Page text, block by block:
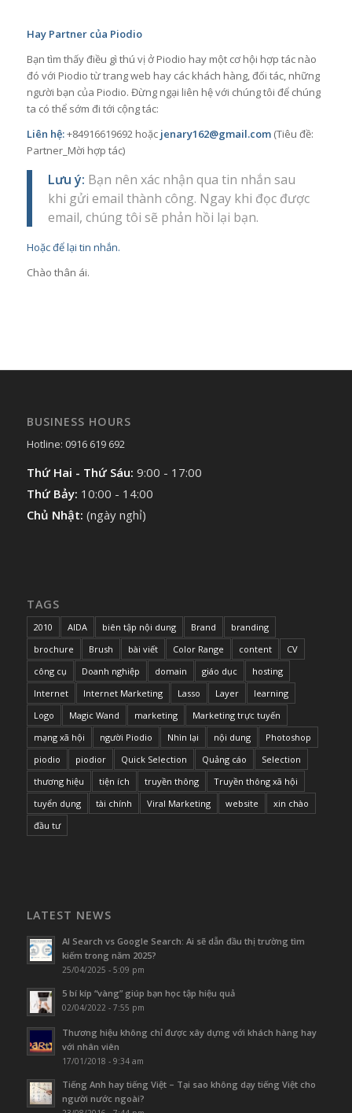
Hay Partner của Piodio
Bạn tìm thấy điều gì thú vị ở Piodio hay một cơ hội hợp tác nào
đó với Piodio từ trang web hay các khách hàng, đối tác, những
người bạn của Piodio. Đừng ngại liên hệ với chúng tôi để chúng
ta có thể sớm đi tới cộng tác:
Liên hệ:+84916619692 hoặc jenary162@gmail.com (Tiêu đề:
Partner_Mời hợp tác)
Lưu ý: Bạn nên xác nhận qua tin nhắn sau
khi gửi email thành công. Ngay khi đọc được
email, chúng tôi sẽ phản hồi lại bạn.
Hoặc để lại tin nhắn.
Chào thân ái.
BUSINESS HOURS
Hotline: 0916 619 692
Thứ Hai - Thứ Sáu: 9:00 - 17:00
Thứ Bảy: 10:00 - 14:00
Chủ Nhật: (ngày nghỉ)
TAGS
2010 AIDA biên tập nội dung Brand
branding
brochure
Brush bài viết Color Range content
CV
công cụ
Doanh nghiệp domain giáo dục
hosting
Internet
Internet Marketing Lasso Layer
learning
Logo
Magic Wand marketing
Marketing trực tuyến
mạng xã hội
người Piodio Nhìn lại nội dung
Photoshop
piodio
piodior Quick Selection Quảng cáo
Selection
thương hiệu
tiện ích truyền thông
Truyền thông xã hội
tuyển dụng
tài chính Viral Marketing website
xin chào
đầu tư
LATEST NEWS
AI Search vs Google Search: Ai sẽ dẫn đầu thị trường tìm
kiếm trong năm 2025?
25/04/2025 - 5:09 pm
5 bí kíp “vàng” giúp bạn học tập hiệu quả
02/04/2022 - 7:55 pm
Thương hiệu không chỉ được xây dựng với khách hàng hay
với nhân viên
17/01/2018 - 9:34 am
Tiếng Anh hay tiếng Việt – Tại sao không dạy tiếng Việt cho
người nước ngoài?